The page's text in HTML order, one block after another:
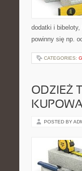
dodatki i
powinny się np.
CATEGORIES:
ODZIEŻ
POSTED BY